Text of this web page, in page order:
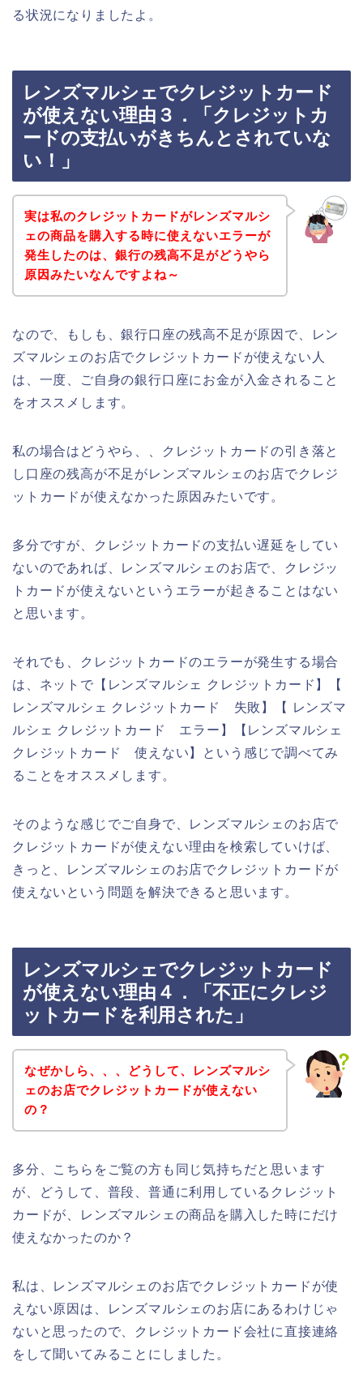
る状況になりましたよ。
レンズマルシェでクレジットカード
が使えない理由３．「クレジットカ
ードの支払いがきちんとされていな
い！」
実は私のクレジットカードがレンズマルシ
ェの商品を購入する時に使えないエラーが
発生したのは、銀行の残高不足がどうやら
原因みたいなんですよね～
なので、もしも、銀行口座の残高不足が原因で、レン
ズマルシェのお店でクレジットカードが使えない人
は、一度、ご自身の銀行口座にお金が入金されること
をオススメします。
私の場合はどうやら、、クレジットカードの引き落と
し口座の残高が不足がレンズマルシェのお店でクレジ
ットカードが使えなかった原因みたいです。
多分ですが、クレジットカードの支払い遅延をしてい
ないのであれば、レンズマルシェのお店で、クレジッ
トカードが使えないというエラーが起きることはない
と思います。
それでも、クレジットカードのエラーが発生する場合
は、ネットで【レンズマルシェ クレジットカード】【
レンズマルシェ クレジットカード 失敗】【 レンズマ
ルシェ クレジットカード エラー】【レンズマルシェ
クレジットカード 使えない】という感じで調べてみ
ることをオススメします。
そのような感じでご自身で、レンズマルシェのお店で
クレジットカードが使えない理由を検索していけば、
きっと、レンズマルシェのお店でクレジットカードが
使えないという問題を解決できると思います。
レンズマルシェでクレジットカード
が使えない理由４．「不正にクレジ
ットカードを利用された」
なぜかしら、、、どうして、レンズマルシ
ェのお店でクレジットカードが使えない
の？
多分、こちらをご覧の方も同じ気持ちだと思います
が、どうして、普段、普通に利用しているクレジット
カードが、レンズマルシェの商品を購入した時にだけ
使えなかったのか？
私は、レンズマルシェのお店でクレジットカードが使
えない原因は、レンズマルシェのお店にあるわけじゃ
ないと思ったので、クレジットカード会社に直接連絡
をして聞いてみることにしました。